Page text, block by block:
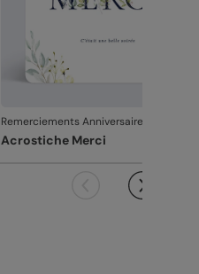
Remerciements Anniversaire
Acrostiche Merci